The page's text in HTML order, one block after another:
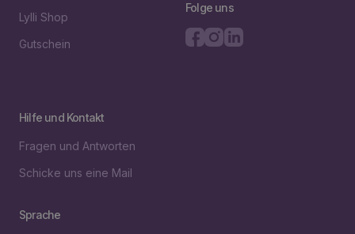
Lylli Shop
Gutschein
Folge uns
Hilfe und Kontakt
Fragen und Antworten
Schicke uns eine Mail
Sprache